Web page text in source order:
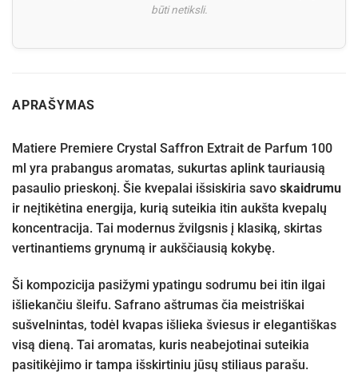
būti netiksli.
APRAŠYMAS
Matiere Premiere Crystal Saffron Extrait de Parfum 100
ml yra prabangus aromatas, sukurtas aplink tauriausią
pasaulio prieskonį. Šie kvepalai išsiskiria savo skaidrumu
ir neįtikėtina energija, kurią suteikia itin aukšta kvepalų
koncentracija. Tai modernus žvilgsnis į klasiką, skirtas
vertinantiems grynumą ir aukščiausią kokybę.
Ši kompozicija pasižymi ypatingu sodrumu bei itin ilgai
išliekančiu šleifu. Safrano aštrumas čia meistriškai
sušvelnintas, todėl kvapas išlieka šviesus ir elegantiškas
visą dieną. Tai aromatas, kuris neabejotinai suteikia
pasitikėjimo ir tampa išskirtiniu jūsų stiliaus parašu.